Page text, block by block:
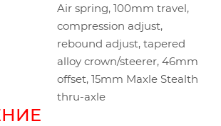
Air spring, 100mm travel,
compression adjust,
rebound adjust, tapered
alloy crown/steerer, 46mm
offset, 15mm Maxle Stealth
thru-axle